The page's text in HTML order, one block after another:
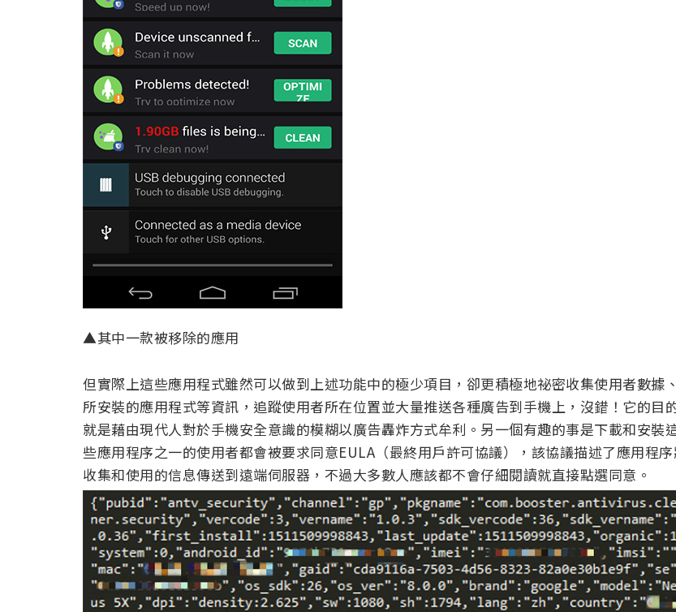
▲其中一款被移除的應用
但實際上這些應用程式雖然可以做到上述功能中的極少項目，卻更積極地祕密收集使用者數據、
所安裝的應用程式等資訊，追蹤使用者所在位置並大量推送各種廣告到手機上，沒錯！它的目
就是藉由現代人對於手機安全意識的模糊以廣告轟炸方式牟利。另一個有趣的事是下載和安裝
些應用程序之一的使用者都會被要求同意EULA（最終用戶許可協議），該協議描述了應用程
收集和使用的信息傳送到遠端伺服器，不過大多數人應該都不會仔細閱讀就直接點選同意。